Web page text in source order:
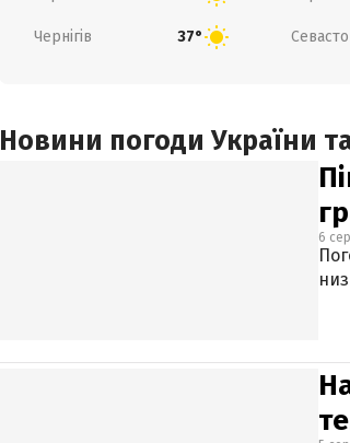
Чернігів 37°
Новини погоди України та
6